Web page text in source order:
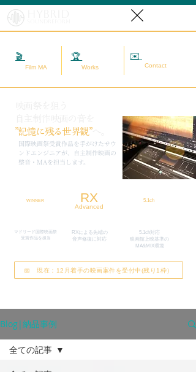
🎬
Film MA
🏆
Works
✉️
Contact
​国際映画祭受賞作品を手がけたサウ
ンドエンジニアが、自主制作映画の
整音・MAを担当します。
”記憶に残る世界観”へ。
WINNER RX
Advanced
マドリード国際映画祭
​受賞作品を担当
RXによる先端の
​音声修復に対応
5.1ch
5.1ch対応
映画館上映基準の
MA&MIX環境
📅 現在：12月着手の映画案件を受付中(残り1枠）
Blog|納品事例
全ての記事